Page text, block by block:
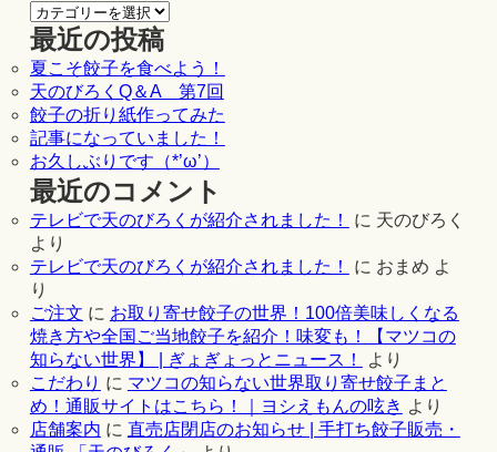
最近の投稿
夏こそ餃子を食べよう！
天のびろくQ＆A 第7回
餃子の折り紙作ってみた
記事になっていました！
お久しぶりです（*’ω’）
最近のコメント
テレビで天のびろくが紹介されました！ に 天のびろく
より
テレビで天のびろくが紹介されました！
に おまめ よ
り
ご注文 に お取り寄せ餃子の世界！100倍美味しくなる
焼き方や全国ご当地餃子を紹介！味変も！【マツコの
知らない世界】 | ぎょぎょっとニュース！
より
こだわり に マツコの知らない世界取り寄せ餃子まと
め！通販サイトはこちら！｜ヨシえもんの呟き より
店舗案内 に 直売店閉店のお知らせ | 手打ち餃子販売・